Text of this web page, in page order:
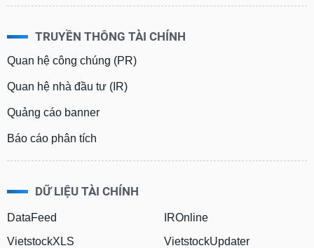
TRUYỀN THÔNG TÀI CHÍNH
Quan hệ công chúng (PR)
Quan hệ nhà đầu tư (IR)
Quảng cáo banner
Báo cáo phân tích
DỮ LIỆU TÀI CHÍNH
DataFeed
VietstockXLS
IROnline
VietstockUpdater